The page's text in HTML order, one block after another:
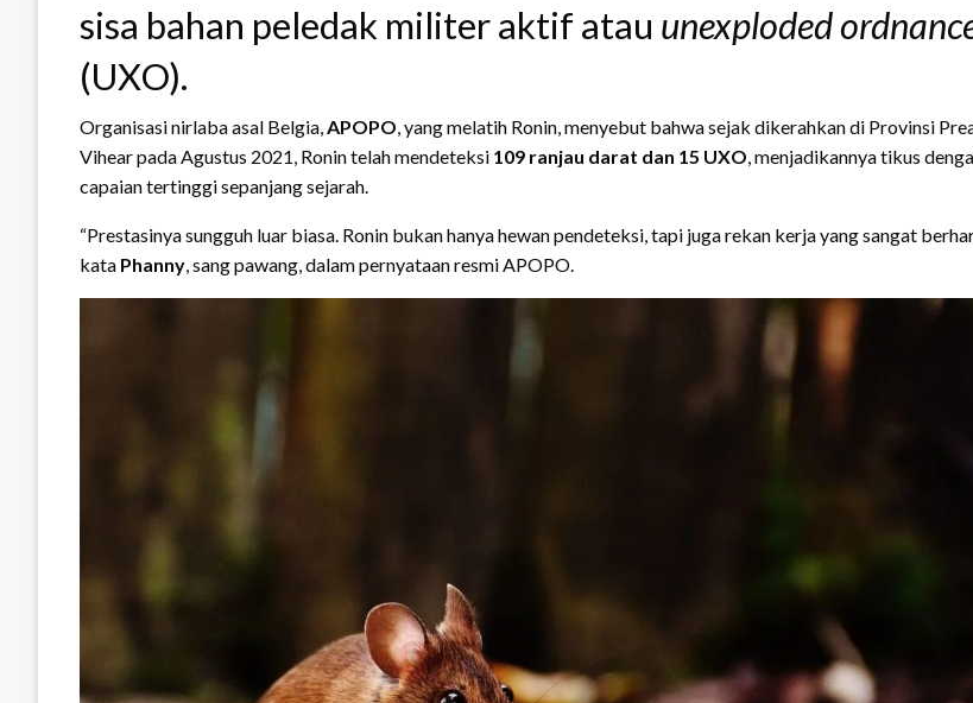
sisa bahan peledak militer aktif atau unexploded
(UXO).
Organisasi nirlaba asal Belgia,APOPO, yang melatih Ronin, menyebut bahwa sejak dikerahkan di Provinsi
Vihear pada Agustus 2021, Ronin telah mendeteksi 109 ranjau darat dan 15 UXO, menjadikannya tikus
capaian tertinggi sepanjang sejarah.
“Prestasinya sungguh luar biasa. Ronin bukan hanya hewan pendeteksi, tapi juga rekan kerja yang sangat
kata Phanny, sang pawang, dalam pernyataan resmi APOPO.